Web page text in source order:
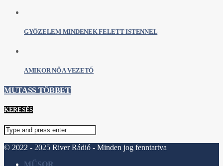
GYŐZELEM MINDENEK FELETT ISTENNEL
AMIKOR NŐ A VEZETŐ
MUTASS TÖBBET
KERESÉS
© 2022 - 2025 River Rádió - Minden jog fenntartva
MŰSOR